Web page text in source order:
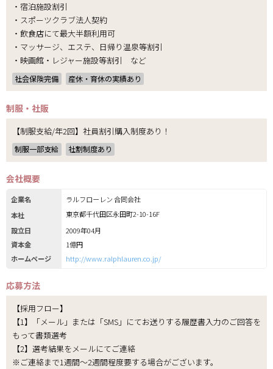
・宿泊施設割引
・スポーツクラブ法人契約
・飲食店にて最大半額利用可
・マッサージ、エステ、日帰り温泉等割引
・映画館・レジャー施設等割引 など
社会保険完備 産休・育休の実績あり
制服・社販
【制服支給/年2回】社員割引購入制度あり！
制服一部支給 社割制度あり
会社概要
企業名
ラルフローレン 合同会社
本社
東京都千代田区永田町2-10-16F
設立日
2009年04月
資本金
1億円
ホームページ
http://www.ralphlauren.co.jp/
応募方法
【採用フロー】
【1】「メール」または「SMS」にてお送りする履歴書入力のご回答を
もって書類選考
【2】選考結果をメールにてご連絡
※ご連絡まで1週間～2週間程度要する場合がございます。